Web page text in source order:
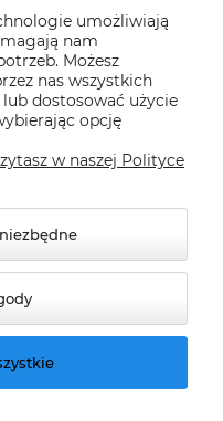
prawa zastrzeżone.
umożliwiają
nam
Możesz
nas wszystkich
dostosować użycie
opcję
w naszej Polityce